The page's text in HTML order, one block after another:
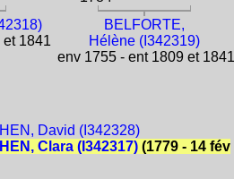
1841
BELFORTE,
Hélène (I342319)
env 1755 - ent 1809 et 1841
David (I342328)
Clara (I342317)(1779 - 14 fév